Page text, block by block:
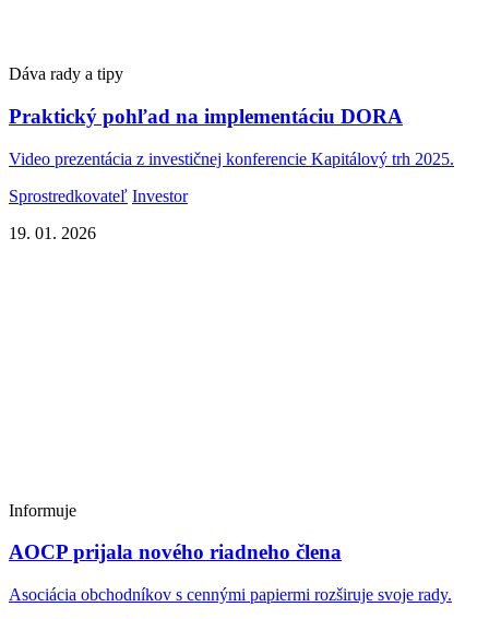
Dáva rady a tipy
Praktický pohľad na implementáciu DORA
Video prezentácia z investičnej konferencie Kapitálový trh 2025.
Sprostredkovateľ Investor
19. 01. 2026
Informuje
AOCP prijala nového riadneho člena
Asociácia obchodníkov s cennými papiermi rozširuje svoje rady.